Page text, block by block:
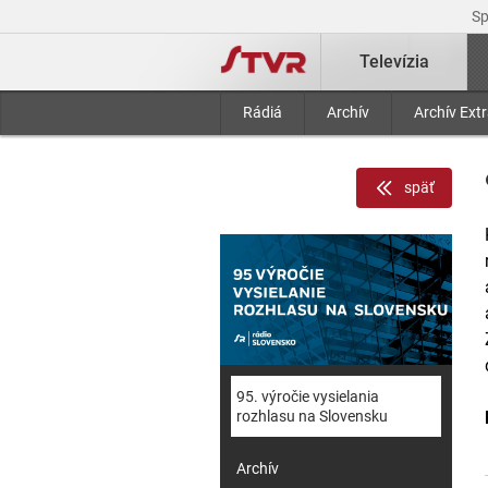
Televízia
Rádiá Archív Archív
späť
95. výročie vysielania
rozhlasu na Slovensku
Archív